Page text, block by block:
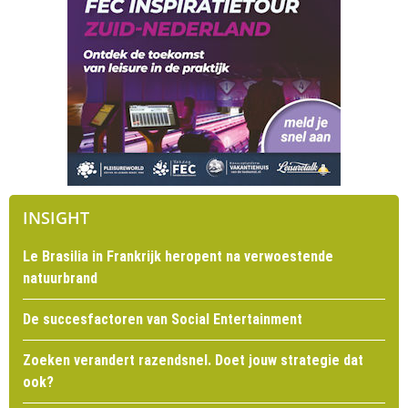
INSIGHT
Le Brasilia in Frankrijk heropent na verwoestende
natuurbrand
De succesfactoren van Social Entertainment
Zoeken verandert razendsnel. Doet jouw strategie dat
ook?